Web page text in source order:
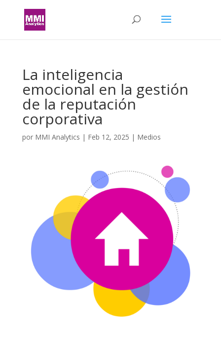
La inteligencia
emocional en la gestión
de la reputación
corporativa
por MMI Analytics | Feb 12, 2025 | Medios